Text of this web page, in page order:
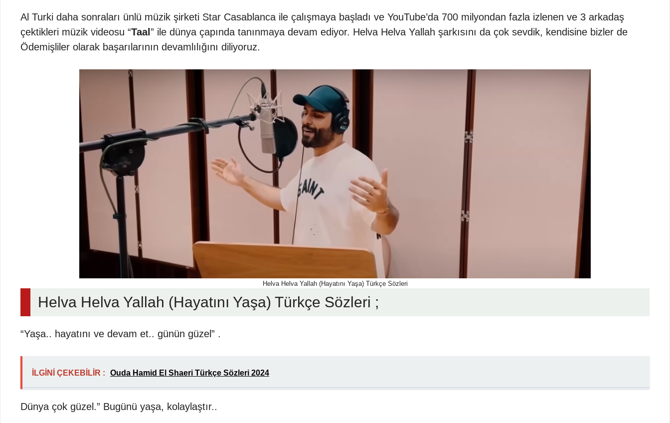
Al Turki daha sonraları ünlü müzik şirketi Star Casablanca ile çalışmaya başladı ve YouTube’da 700 milyondan fazla izlenen ve 3 arkadaş
çektikleri müzik videosu “Taal” ile dünya çapında tanınmaya devam ediyor. Helva Helva Yallah şarkısını da çok sevdik, kendisine bizler de
Ödemişliler olarak başarılarının devamlılığını diliyoruz.
Helva Helva Yallah (Hayatını Yaşa) Türkçe Sözleri
Helva Helva Yallah (Hayatını Yaşa) Türkçe Sözleri ;
“Yaşa.. hayatını ve devam et.. günün güzel” .
İLGİNİ ÇEKEBİLİR : Ouda Hamid El Shaeri Türkçe Sözleri 2024
Dünya çok güzel.” Bugünü yaşa, kolaylaştır..